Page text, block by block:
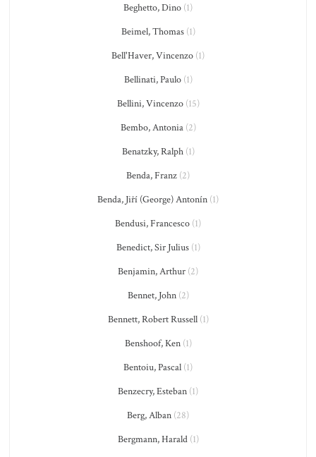
Beghetto, Dino (1)
Beimel, Thomas(1)
Bell'Haver, Vincenzo (1)
Bellinati, Paulo(1)
Bellini, Vincenzo(15)
Bembo, Antonia(2)
Benatzky, Ralph(1)
Benda, Franz (2)
Benda, Jiří (George) Antonín (1)
Bendusi, Francesco (1)
Benedict, Sir Julius(1)
Benjamin, Arthur (2)
Bennet, John(2)
Bennett, Robert Russell(1)
Benshoof, Ken(1)
Bentoiu, Pascal (1)
Benzecry, Esteban (1)
Berg, Alban (28)
Bergmann, Harald(1)